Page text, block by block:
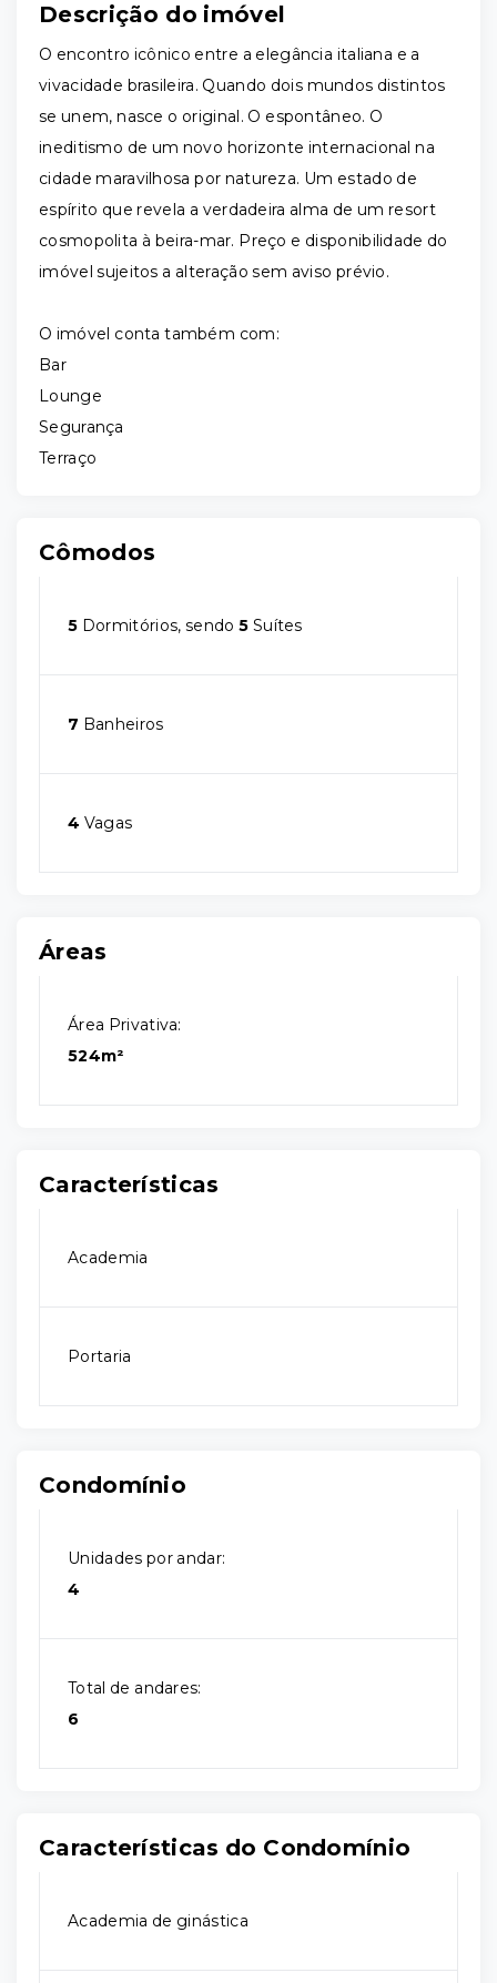
Descrição do imóvel
O encontro icônico entre a elegância italiana e a
vivacidade brasileira. Quando dois mundos distintos
se unem, nasce o original. O espontâneo. O
ineditismo de um novo horizonte internacional na
cidade maravilhosa por natureza. Um estado de
espírito que revela a verdadeira alma de um resort
cosmopolita à beira-mar. Preço e disponibilidade do
imóvel sujeitos a alteração sem aviso prévio.
O imóvel conta também com:
Bar
Lounge
Segurança
Terraço
Cômodos
5 Dormitórios, sendo5 Suítes
7 Banheiros
4 Vagas
Áreas
Área Privativa:
524m²
Características
Academia
Portaria
Condomínio
Unidades por andar:
4
Total de andares:
6
Características do Condomínio
Academia de ginástica